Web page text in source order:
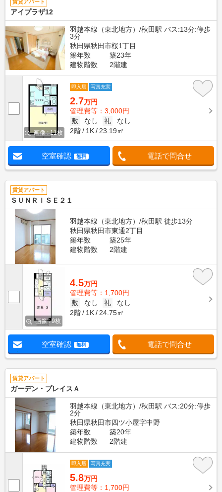
賃貸アパート
アイプラザ12
羽越本線（東北地方）/秋田駅 バス:13分:停歩
3分
秋田県秋田市桜1丁目
築年数
築23年
建物階数
2階建
画像 : 11枚
即入居 写真充実
2.7万円
管理費等：3,000円
敷
なし 礼
なし
2階
1K 23.19㎡
空室確認 無料 電話で問合せ
賃貸アパート
ＳＵＮＲＩＳＥ２１
羽越本線（東北地方）/秋田駅 徒歩13分
秋田県秋田市東通2丁目
築年数
築25年
建物階数
2階建
画像 : 9枚
4.5万円
管理費等：1,700円
敷
なし 礼
なし
2階
1K 24.75㎡
空室確認 無料 電話で問合せ
賃貸アパート
ガーデン・プレイスＡ
羽越本線（東北地方）/秋田駅 バス:20分:停歩
2分
秋田県秋田市四ツ小屋字中野
築年数
築20年
建物階数
2階建
即入居 写真充実
5.8万円
管理費等：1,700円